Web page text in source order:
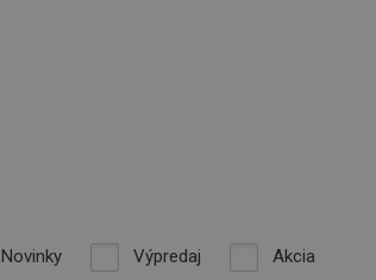
Novinky Výpredaj Akcia